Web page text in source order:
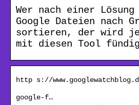
Wer nach einer
Google Dateien nach
sortieren, der wird
mit diesen Tool
http s://
google-f…